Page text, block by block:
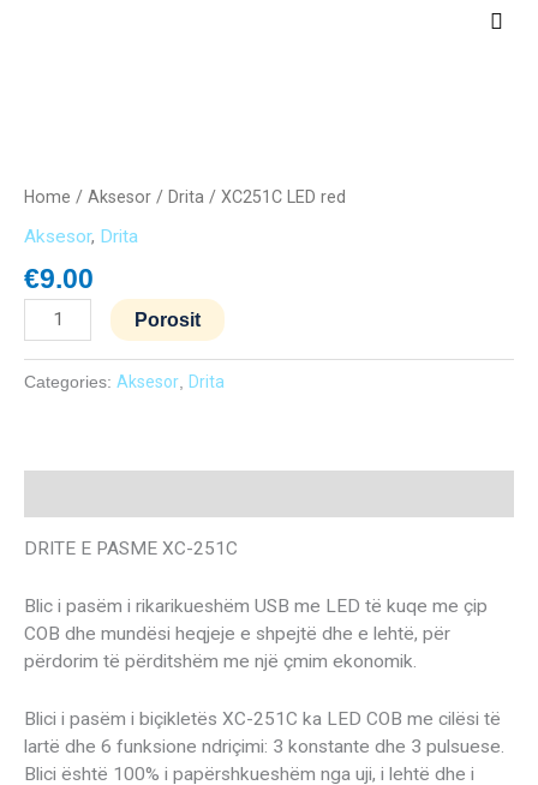
Main
Home / Aksesor / Drita / XC251C LED red
Aksesor, Drita
€9.00
red
Porosit
Categories: Aksesor Drita
DRITE E PASME XC-251C
Blic i pasëm i rikarikueshëm USB me LED të kuqe me çip
COB dhe mundësi heqjeje e shpejtë dhe e lehtë, për
përdorim të përditshëm me një çmim ekonomik.
Blici i pasëm i biçikletës XC-251C ka LED COB me cilësi të
lartë dhe 6 funksione ndriçimi: 3 konstante dhe 3 pulsuese.
Blici është 100% i papërshkueshëm nga uji, i lehtë dhe i